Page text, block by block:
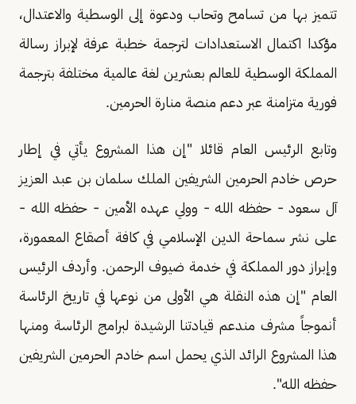
تتميز بها من تسامح وتحاب ودعوة إلى الوسطية والاعتدال،
مؤكدا اكتمال الاستعدادات لترجمة خطبة عرفة لإبراز رسالة
المملكة الوسطية للعالم بعشرين لغة عالمية مختلفة بترجمة
فورية متزامنة عبر دعم منصة منارة الحرمين.
وتابع الرئيس العام قائلا "إن هذا المشروع يأتي في إطار
حرص خادم الحرمين الشريفين الملك سلمان بن عبد العزيز
آل سعود - حفظه الله - وولي عهده الأمين - حفظه الله -
على نشر سماحة الدين الإسلامي في كافة أصقاع المعمورة،
وإبراز دور المملكة في خدمة ضيوف الرحمن. وأردف الرئيس
العام "إن هذه النقلة هي الأولى من نوعها في تاريخ الرئاسة
أنموجاً مشرف مندعم قيادتنا الرشيدة لبرامج الرئاسة ومنها
هذا المشروع الرائد الذي يحمل اسم خادم الحرمين الشريفين
حفظه الله".